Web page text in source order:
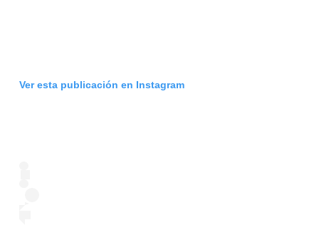
Ver esta publicación en Instagram